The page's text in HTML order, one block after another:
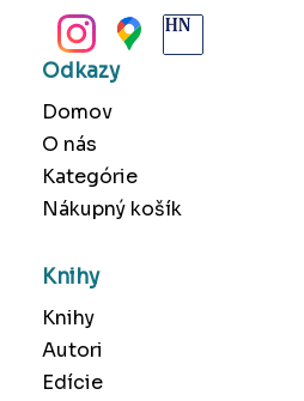
Odkazy
Domov
O nás
Kategórie
Nákupný košík
Knihy
Knihy
Autori
Edície